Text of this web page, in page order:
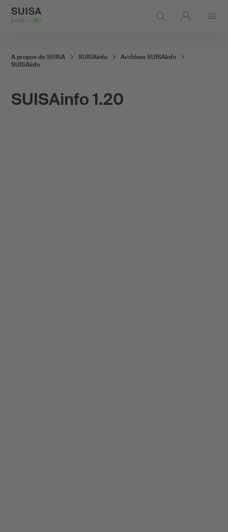
le
SUISAinfo 1.20
A propos de SUISA SUISAinfo
Archives SUISAinfo
SUISAinfo